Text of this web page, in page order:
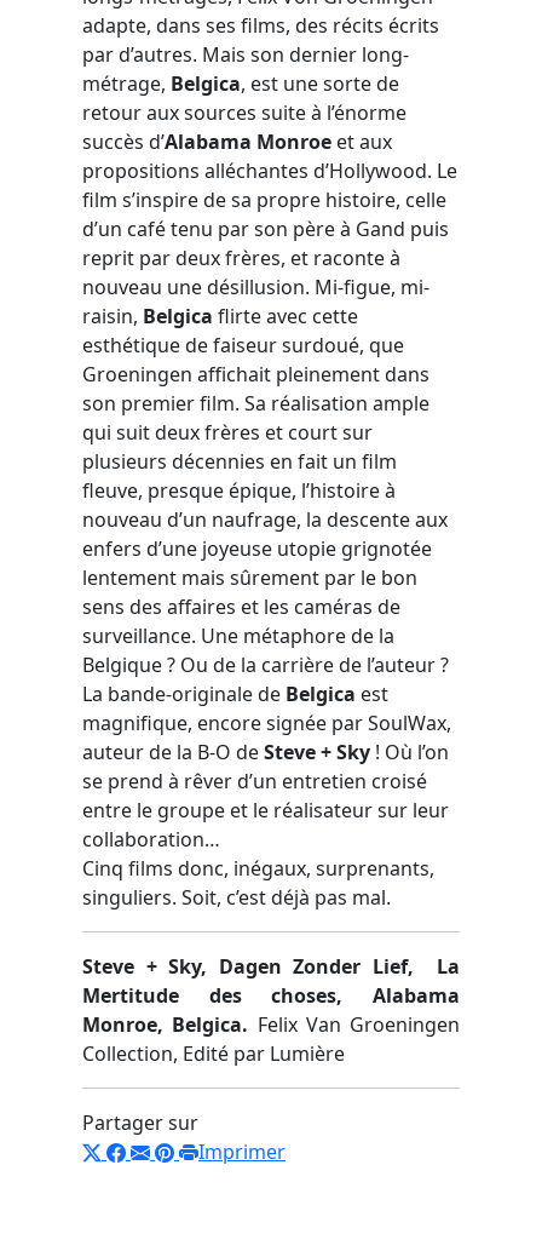
adapte, dans ses films, des récits écrits
par d’autres. Mais son dernier long-
métrage, Belgica, est une sorte de
retour aux sources suite à l’énorme
succès d’Alabama Monroe et aux
propositions alléchantes d’Hollywood. Le
film s’inspire de sa propre histoire, celle
d’un café tenu par son père à Gand puis
reprit par deux frères, et raconte à
nouveau une désillusion. Mi-figue, mi-
raisin, Belgica flirte avec cette
esthétique de faiseur surdoué, que
Groeningen affichait pleinement dans
son premier film. Sa réalisation ample
qui suit deux frères et court sur
plusieurs décennies en fait un film
fleuve, presque épique, l’histoire à
nouveau d’un naufrage, la descente aux
enfers d’une joyeuse utopie grignotée
lentement mais sûrement par le bon
sens des affaires et les caméras de
surveillance. Une métaphore de la
Belgique ? Ou de la carrière de l’auteur ?
La bande-originale de Belgica est
magnifique, encore signée par SoulWax,
auteur de la B-O deSteve + Sky ! Où l’on
se prend à rêver d’un entretien croisé
entre le groupe et le réalisateur sur leur
collaboration…
Cinq films donc, inégaux, surprenants,
singuliers. Soit, c’est déjà pas mal.
Steve + Sky, Dagen Zonder Lief, La
Mertitude des choses, Alabama
Monroe, Belgica. Felix Van Groeningen
Collection, Edité par Lumière
Partager sur
Imprimer